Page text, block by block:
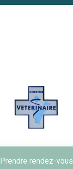
Prendre rendez-vous